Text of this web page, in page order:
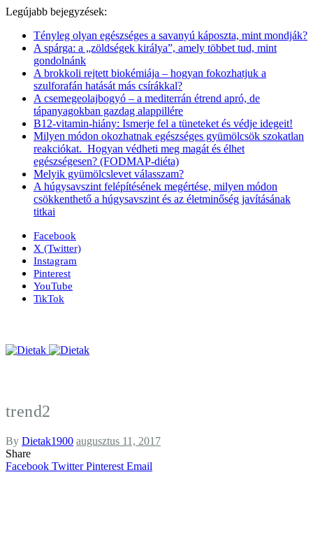
Legújabb bejegyzések:
Tényleg olyan egészséges a savanyú káposzta, mint mondják?
A spárga: a „zöldségek királya”, amely többet tud, mint
gondolnánk
A brokkoli rejtett biokémiája – hogyan fokozhatjuk a
szulforafán hatását más csírákkal?
A csemegeolajbogyó – a mediterrán étrend apró, de
tápanyagokban gazdag alappillére
B12-vitamin-hiány: Ismerje fel a tüneteket és védje idegeit!
Milyen módon okozhatnak egészséges gyümölcsök szokatlan
reakciókat. Hogyan védheti meg magát és élhet
egészségesen? (FODMAP-diéta)
Melyik gyümölcslevet válasszam?
A húgysavszint felépítésének megértése, milyen módon
csökkenthető a húgysavszint és az életminőség javításának
titkai
Facebook
X (Twitter)
Instagram
Pinterest
YouTube
TikTok
trend2
By Dietak1900 augusztus 11, 2017
Share
Facebook Twitter Pinterest Email